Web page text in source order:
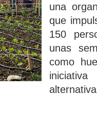
una
que
150
unas
como